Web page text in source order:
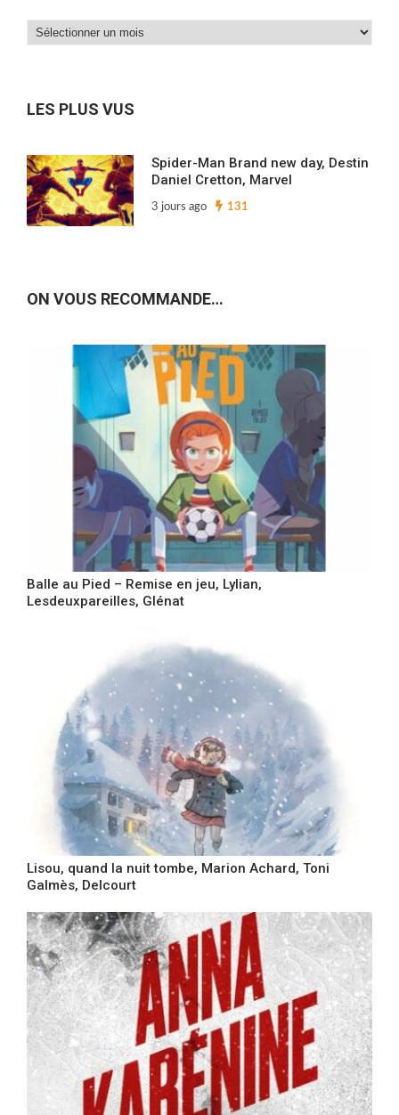
Dans
LES PLUS VUS
Spider-Man Brand new day, Destin
Daniel Cretton, Marvel
3 jours ago 131
ON VOUS RECOMMANDE…
Balle au Pied – Remise en jeu, Lylian,
Lesdeuxpareilles, Glénat
Lisou, quand la nuit tombe, Marion Achard, Toni
Galmès, Delcourt